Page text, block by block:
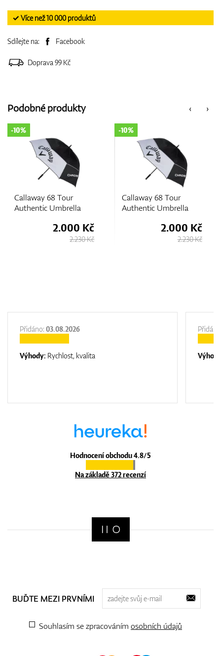
✓ Více než 10 000 produktů
Sdílejte na: Facebook
Doprava 99 Kč
‹
Podobné produkty ›
Callaway 68 Tour
Authentic Umbrella
-10%
2.000 Kč
2.230 Kč
Callaway 68 Tour
Authentic Umbrella
-10%
2.000 Kč
2.230 Kč
Hodnocení obchodu 4.8/5
Na základě 372 recenzí
Přidáno: 03.08.2026
Výhody: Rychlost, kvalita
BUĎTE MEZI PRVNÍMI
Souhlasím se zpracováním osobních údajů